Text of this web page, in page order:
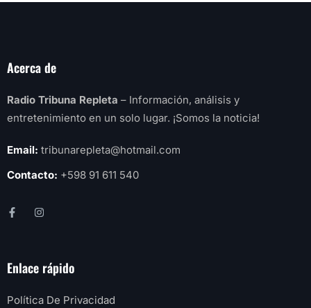
Acerca de
Radio Tribuna Repleta – Información, análisis y
entretenimiento en un solo lugar. ¡Somos la noticia!
Email: tribunarepleta@hotmail.com
Contacto: +598 91 611 540
Enlace rápido
Política De Privacidad